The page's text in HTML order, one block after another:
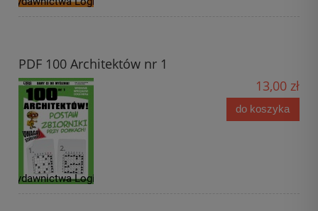
PDF 100 Architektów nr 1
13,00 zł
do koszyka